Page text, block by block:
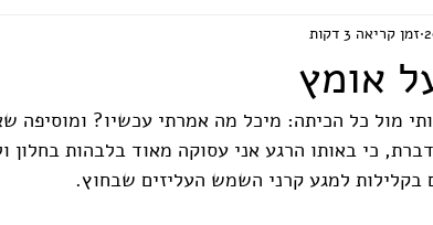
אומץ
זמן קריאה 3 דקות
כי באותו הרגע אני עסוקה מאוד בלבהות בחלון
למגע קרני השמש העליזים שבחוץ.